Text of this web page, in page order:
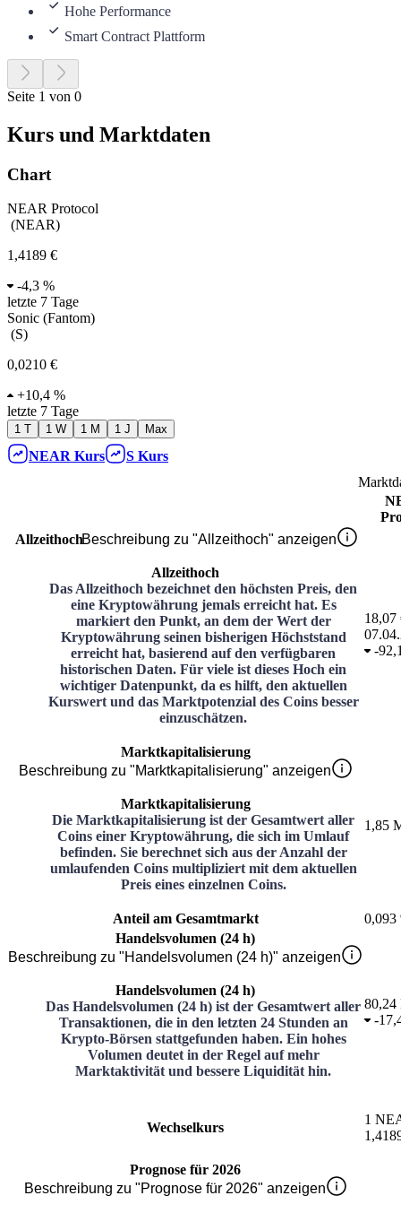
Hohe Performance
Smart Contract Plattform
Seite 1 von 0
Kurs und Marktdaten
Chart
NEAR Protocol
(NEAR)
1,4189 €
-4,3 %
letzte 7 Tage
Sonic (Fantom)
(S)
0,0210 €
+10,4 %
letzte 7 Tage
1 T 1 W 1 M 1 J Max
NEAR Kurs S Kurs
AllzeithochBeschreibung zu "Allzeithoch" anzeigen
Allzeithoch
Das Allzeithoch bezeichnet den höchsten Preis, den
eine Kryptowährung jemals erreicht hat. Es
markiert den Punkt, an dem der Wert der
Kryptowährung seinen bisherigen Höchststand
erreicht hat, basierend auf den verfügbaren
historischen Daten. Für viele ist dieses Hoch ein
wichtiger Datenpunkt, da es hilft, den aktuellen
Kurswert und das Marktpotenzial des Coins besser
einzuschätzen.
18,07
-
Marktkapitalisierung
Beschreibung zu "Marktkapitalisierung" anzeigen
Marktkapitalisierung
Die Marktkapitalisierung ist der Gesamtwert aller
Coins einer Kryptowährung, die sich im Umlauf
befinden. Sie berechnet sich aus der Anzahl der
umlaufenden Coins multipliziert mit dem aktuellen
Preis eines einzelnen Coins.
1,85
Anteil am Gesamtmarkt
0,093
Handelsvolumen (24 h)
Beschreibung zu "Handelsvolumen (24 h)" anzeigen
Handelsvolumen (24 h)
Das Handelsvolumen (24 h) ist der Gesamtwert aller
Transaktionen, die in den letzten 24 Stunden an
Krypto-Börsen stattgefunden haben. Ein hohes
Volumen deutet in der Regel auf mehr
Marktaktivität und bessere Liquidität hin.
80,24
-
Wechselkurs
1
Prognose für 2026
Beschreibung zu "Prognose für 2026" anzeigen